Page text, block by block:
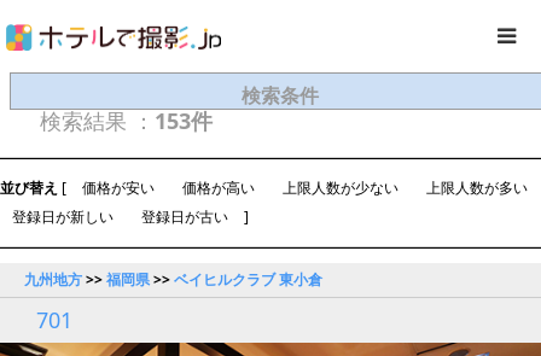
検索条件
検索結果 ： 153件
並び替え [ 価格が安い 価格が高い 上限人数が少ない
上限人数が多い
登録日が新しい
登録日が古い ]
九州地方>>福岡県>>ベイヒルクラブ 東小倉
701